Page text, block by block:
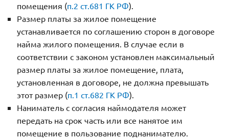
помещения (п.2 ст.681 ГК РФ).
Размер платы за жилое помещение
устанавливается по соглашению сторон в договоре
найма жилого помещения. В случае если в
соответствии с законом установлен максимальный
размер платы за жилое помещение, плата,
установленная в договоре, не должна превышать
этот размер (п.1 ст.682 ГК РФ).
Наниматель с согласия наймодателя может
передать на срок часть или все нанятое им
помещение в пользование поднанимателю.